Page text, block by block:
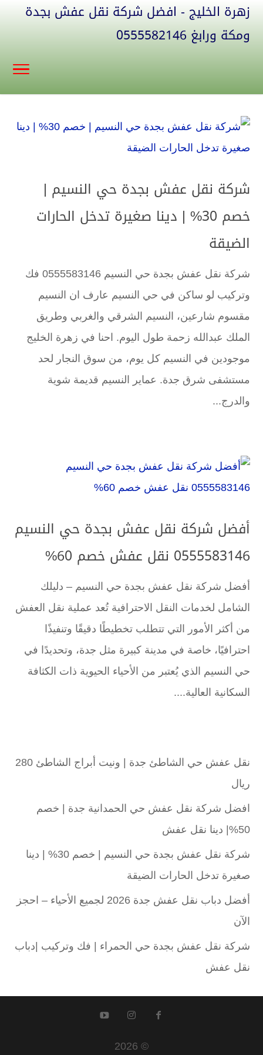
زهرة الخليج - افضل شركة نقل عفش بجدة
ومكة ورابغ 0555582146
شركة نقل عفش بجدة حي النسيم |
خصم 30% | دينا صغيرة تدخل الحارات
الضيقة
شركة نقل عفش بجدة حي النسيم 0555583146 فك
وتركيب لو ساكن في حي النسيم عارف ان النسيم
مقسوم شارعين، النسيم الشرقي والغربي وطريق
الملك عبدالله زحمة طول اليوم. احنا في زهرة الخليج
موجودين في النسيم كل يوم، من سوق النجار لحد
مستشفى شرق جدة. عماير النسيم قديمة شوية
والدرج...
أفضل شركة نقل عفش بجدة حي النسيم
0555583146 نقل عفش خصم 60%
أفضل شركة نقل عفش بجدة حي النسيم – دليلك
الشامل لخدمات النقل الاحترافية تُعد عملية نقل العفش
من أكثر الأمور التي تتطلب تخطيطًا دقيقًا وتنفيذًا
احترافيًا، خاصة في مدينة كبيرة مثل جدة، وتحديدًا في
حي النسيم الذي يُعتبر من الأحياء الحيوية ذات الكثافة
السكانية العالية....
نقل عفش حي الشاطئ جدة | ونيت أبراج الشاطئ 280
ريال
افضل شركة نقل عفش حي الحمدانية جدة | خصم
50%| دينا نقل عفش
شركة نقل عفش بجدة حي النسيم | خصم 30% | دينا
صغيرة تدخل الحارات الضيقة
أفضل دباب نقل عفش جدة 2026 لجميع الأحياء – احجز
الآن
شركة نقل عفش بجدة حي الحمراء | فك وتركيب |دباب
نقل عفش
© 2026